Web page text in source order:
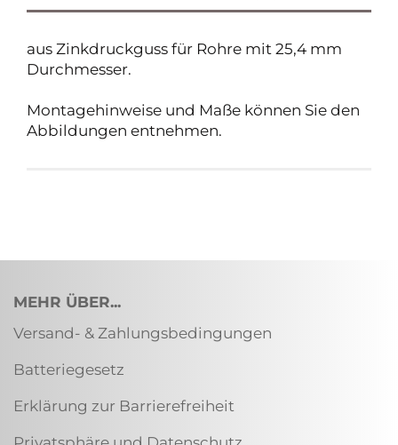
aus Zinkdruckguss für Rohre mit 25,4 mm
Durchmesser.
Montagehinweise und Maße können Sie den
Abbildungen entnehmen.
MEHR ÜBER...
Versand- & Zahlungsbedingungen
Batteriegesetz
Erklärung zur Barrierefreiheit